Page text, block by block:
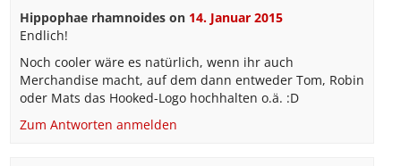
Hippophae rhamnoideson 14. Januar 2015
Endlich!
Noch cooler wäre es natürlich, wenn ihr auch
Merchandise macht, auf dem dann entweder Tom, Robin
oder Mats das Hooked-Logo hochhalten o.ä. :D
Zum Antworten anmelden